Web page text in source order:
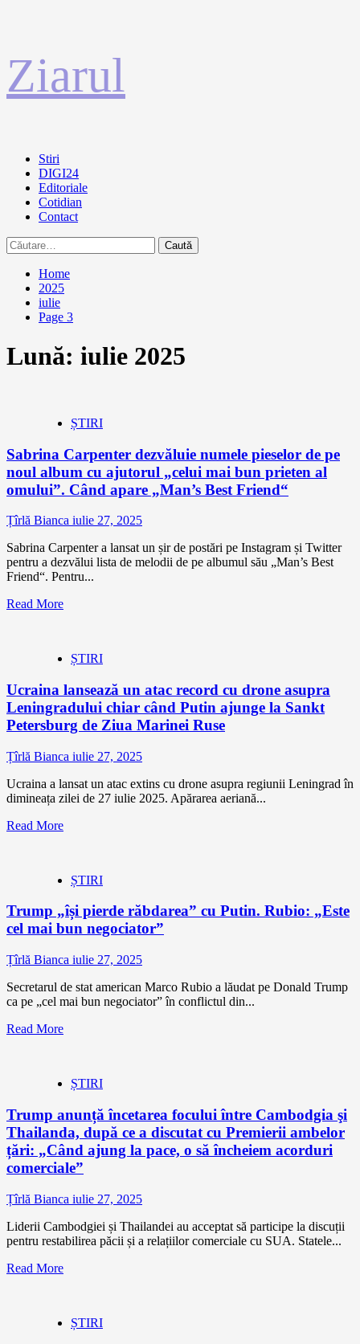
la
conținut
Ziarul
Primary
Menu
Stiri
DIGI24
Editoriale
Cotidian
Contact
Caută
după:
Home
2025
iulie
Page 3
Lună: iulie 2025
ȘTIRI
Sabrina Carpenter dezvăluie numele pieselor de pe
noul album cu ajutorul „celui mai bun prieten al
omului”. Când apare „Man’s Best Friend“
Țîrlă Bianca iulie 27, 2025
Sabrina Carpenter a lansat un șir de postări pe Instagram și Twitter
pentru a dezvălui lista de melodii de pe albumul său „Man’s Best
Friend“. Pentru...
Read More
ȘTIRI
Ucraina lansează un atac record cu drone asupra
Leningradului chiar când Putin ajunge la Sankt
Petersburg de Ziua Marinei Ruse
Țîrlă Bianca iulie 27, 2025
Ucraina a lansat un atac extins cu drone asupra regiunii Leningrad în
dimineața zilei de 27 iulie 2025. Apărarea aeriană...
Read More
ȘTIRI
Trump „își pierde răbdarea” cu Putin. Rubio: „Este
cel mai bun negociator”
Țîrlă Bianca iulie 27, 2025
Secretarul de stat american Marco Rubio a lăudat pe Donald Trump
ca pe „cel mai bun negociator” în conflictul din...
Read More
ȘTIRI
Trump anunță încetarea focului între Cambodgia şi
Thailanda, după ce a discutat cu Premierii ambelor
țări: „Când ajung la pace, o să încheiem acorduri
comerciale”
Țîrlă Bianca iulie 27, 2025
Liderii Cambodgiei și Thailandei au acceptat să participe la discuții
pentru restabilirea păcii și a relațiilor comerciale cu SUA. Statele...
Read More
ȘTIRI